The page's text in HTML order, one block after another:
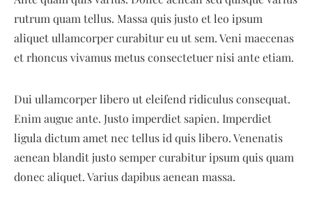
rutrum quam tellus. Massa quis justo et leo ipsum
aliquet ullamcorper curabitur eu ut sem. Veni maecenas
et rhoncus vivamus metus consectetuer nisi ante etiam.
Dui ullamcorper libero ut eleifend ridiculus consequat.
Enim augue ante. Justo imperdiet sapien. Imperdiet
ligula dictum amet nec tellus id quis libero. Venenatis
aenean blandit justo semper curabitur ipsum quis quam
donec aliquet. Varius dapibus aenean massa.